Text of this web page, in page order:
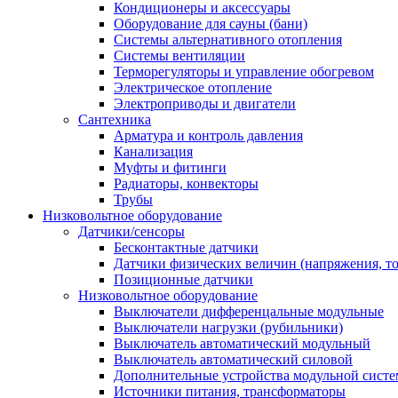
Кондиционеры и аксессуары
Оборудование для сауны (бани)
Системы альтернативного отопления
Системы вентиляции
Терморегуляторы и управление обогревом
Электрическое отопление
Электроприводы и двигатели
Сантехника
Арматура и контроль давления
Канализация
Муфты и фитинги
Радиаторы, конвекторы
Трубы
Низковольтное оборудование
Датчики/сенсоры
Бесконтактные датчики
Датчики физических величин (напряжения,
Позиционные датчики
Низковольтное оборудование
Выключатели дифференцальные модульные
Выключатели нагрузки (рубильники)
Выключатель автоматический модульный
Выключатель автоматический силовой
Дополнительные устройства модульной
Источники питания, трансформаторы